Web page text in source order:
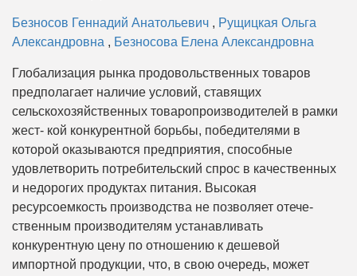
Безносов Геннадий Анатольевич , Рущицкая Ольга
Александровна , Безносова Елена Александровна
Глобализация рынка продовольственных товаров
предполагает наличие условий, ставящих
сельскохозяйственных товаропроизводителей в рамки
жест- кой конкурентной борьбы, победителями в
которой оказываются предприятия, способные
удовлетворить потребительский спрос в качественных
и недорогих продуктах питания. Высокая
ресурсоемкость производства не позволяет отече-
ственным производителям устанавливать
конкурентную цену по отношению к дешевой
импортной продукции, что, в свою очередь, может